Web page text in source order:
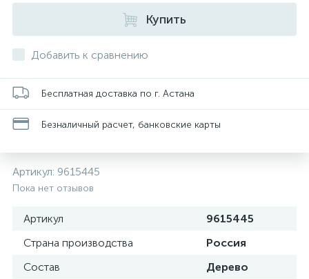
Купить
Добавить к сравнению
Бесплатная доставка по г. Астана
Безналичный расчет, банковские карты
Артикул: 9615445
Пока нет отзывов
Артикул
9615445
Страна производства
Россия
Состав
Дерево